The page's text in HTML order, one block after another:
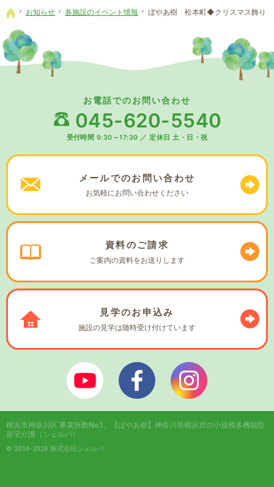
ホーム
お知らせ 各施設のイベント情報 ぼやあ樹 松本町◆クリスマス飾り
お電話でのお問い合わせ
045-620-5540
受付時間 9:30～17:30 ／ 定休日 土・日・祝
メールでのお問い合わせ
お気軽にお問い合わせください
資料のご請求
ご案内の資料をお送りします
見学のお申込み
施設の見学は随時受け付けています
ぼやあ樹Youtube シェルパフェイスブック
© 2014-2026 株式会社シェルパ
横浜市神奈川区 事業所数No,1。
【ぼやあ樹】神奈川県横浜市の小規模多機能型
居宅介護（シェルパ）